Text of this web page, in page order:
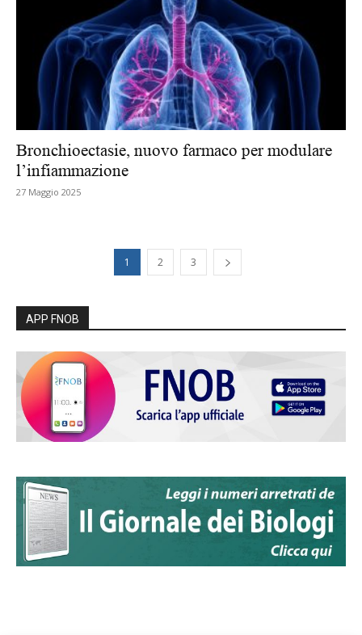
Bronchioectasie, nuovo farmaco per modulare
l’infiammazione
27 Maggio 2025
1 2 3
APP FNOB